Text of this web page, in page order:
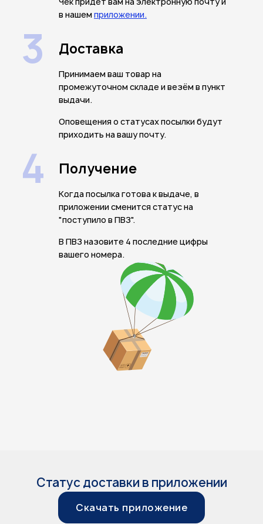
в нашем приложении.
3 Доставка
Принимаем ваш товар на
промежуточном складе и везём в пункт
выдачи.
Оповещения о статусах посылки будут
приходить на вашу почту.
4 Получение
Когда посылка готова к выдаче, в
приложении сменится статус на
"поступило в ПВЗ".
В ПВЗ назовите 4 последние цифры
вашего номера.
Статус доставки в приложении
Скачать приложение